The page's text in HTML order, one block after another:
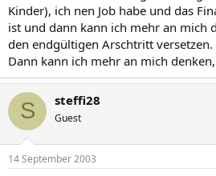
Kinder), ich nen Job habe und das
ist und dann kann ich mehr an mich
den endgültigen Arschtritt versetzen.
Dann kann ich mehr an mich
S steffi28
Guest
14 September 2003